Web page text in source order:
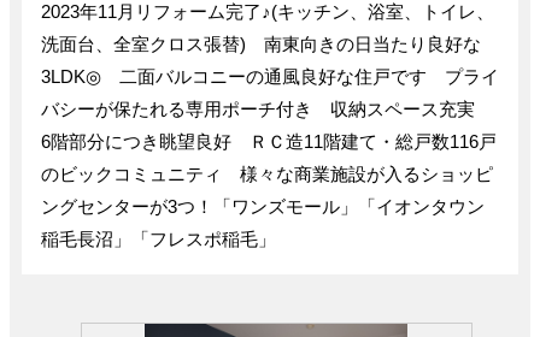
2023年11月リフォーム完了♪(キッチン、浴室、トイレ、
洗面台、全室クロス張替) 南東向きの日当たり良好な
3LDK◎ 二面バルコニーの通風良好な住戸です プライ
バシーが保たれる専用ポーチ付き 収納スペース充実
6階部分につき眺望良好 ＲＣ造11階建て・総戸数116戸
のビックコミュニティ 様々な商業施設が入るショッピ
ングセンターが3つ！「ワンズモール」「イオンタウン
稲毛長沼」「フレスポ稲毛」